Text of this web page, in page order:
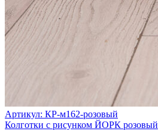
Артикул: КР-м162-розовый
Колготки с рисунком ЙОРК розовый